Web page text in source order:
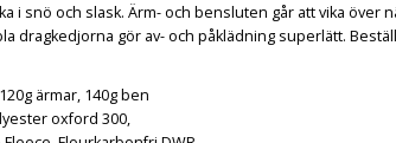
i snö och slask. Ärm- och bensluten går att vika över
dragkedjorna gör av- och påklädning superlätt.
ärmar, 140g ben
oxford 300,